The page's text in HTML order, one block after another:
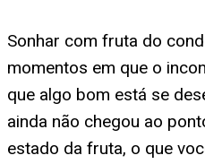
Sonhar com fruta do
momentos em que o
que algo bom está se
ainda não chegou ao
estado da fruta, o que